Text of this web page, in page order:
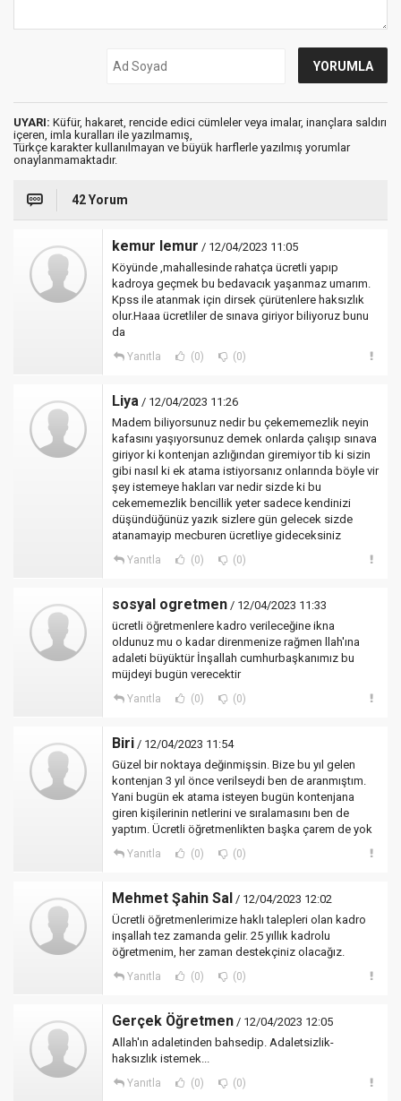
UYARI: Küfür, hakaret, rencide edici cümleler veya imalar, inançlara saldırı
içeren, imla kuralları ile yazılmamış,
Türkçe karakter kullanılmayan ve büyük harflerle yazılmış yorumlar
onaylanmamaktadır.
42 Yorum
kemur lemur / 12/04/2023 11:05
Köyünde ,mahallesinde rahatça ücretli yapıp
kadroya geçmek bu bedavacık yaşanmaz umarım.
Kpss ile atanmak için dirsek çürütenlere haksızlık
olur.Haaa ücretliler de sınava giriyor biliyoruz bunu
da
Yanıtla (0) (0)
Liya / 12/04/2023 11:26
Madem biliyorsunuz nedir bu çekememezlik neyin
kafasını yaşıyorsunuz demek onlarda çalışıp sınava
giriyor ki kontenjan azlığından giremiyor tib ki sizin
gibi nasıl ki ek atama istiyorsanız onlarında böyle vir
şey istemeye hakları var nedir sizde ki bu
cekememezlik bencillik yeter sadece kendinizi
düşündüğünüz yazık sizlere gün gelecek sizde
atanamayip mecburen ücretliye gideceksiniz
Yanıtla (0) (0)
sosyal ogretmen / 12/04/2023 11:33
ücretli öğretmenlere kadro verileceğine ikna
oldunuz mu o kadar direnmenize rağmen llah'ına
adaleti büyüktür İnşallah cumhurbaşkanımız bu
müjdeyi bugün verecektir
Yanıtla (0) (0)
Biri / 12/04/2023 11:54
Güzel bir noktaya değinmişsin. Bize bu yıl gelen
kontenjan 3 yıl önce verilseydi ben de aranmıştım.
Yani bugün ek atama isteyen bugün kontenjana
giren kişilerinin netlerini ve sıralamasını ben de
yaptım. Ücretli öğretmenlikten başka çarem de yok
Yanıtla (0) (0)
Mehmet Şahin Sal / 12/04/2023 12:02
Ücretli öğretmenlerimize haklı talepleri olan kadro
inşallah tez zamanda gelir. 25 yıllık kadrolu
öğretmenim, her zaman destekçiniz olacağız.
Yanıtla (0) (0)
Gerçek Öğretmen / 12/04/2023 12:05
Allah'ın adaletinden bahsedip. Adaletsizlik-
haksızlık istemek...
Yanıtla (0) (0)